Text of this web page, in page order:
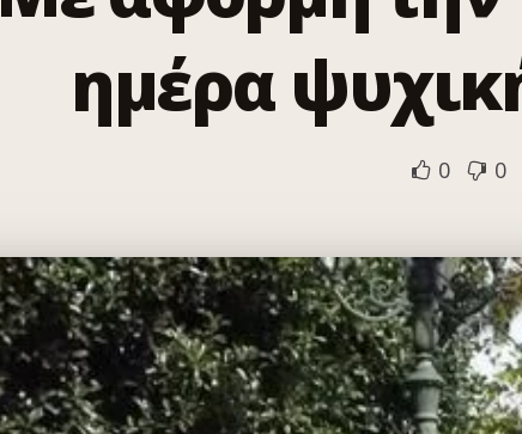
ημέρα
0 0